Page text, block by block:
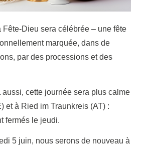
Fête-Dieu sera célébrée – une fête
marquée, dans de
par des processions et des
aussi, cette journée sera plus calme
et à Ried im Traunkreis (AT) :
fermés le jeudi.
5 juin, nous serons de nouveau à